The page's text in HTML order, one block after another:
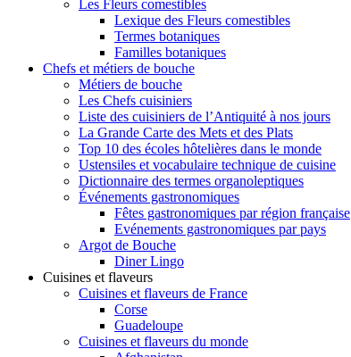
Les Fleurs comestibles
Lexique des Fleurs comestibles
Termes botaniques
Familles botaniques
Chefs et métiers de bouche
Métiers de bouche
Les Chefs cuisiniers
Liste des cuisiniers de l’Antiquité à nos jours
La Grande Carte des Mets et des Plats
Top 10 des écoles hôtelières dans le monde
Ustensiles et vocabulaire technique de cuisine
Dictionnaire des termes organoleptiques
Événements gastronomiques
Fêtes gastronomiques par région française
Evénements gastronomiques par pays
Argot de Bouche
Diner Lingo
Cuisines et flaveurs
Cuisines et flaveurs de France
Corse
Guadeloupe
Cuisines et flaveurs du monde